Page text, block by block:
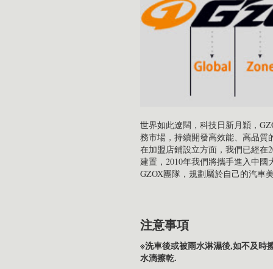
世界如此遼闊，科技日新月穎，
務市場，持續開發高效能、高品質
在加盟店鋪設立方面，我們已經在
建置，2010年我們將攜手進入中
GZOX團隊，規劃屬於自己的汽車
注意事項
※洗車後或被雨水淋濕後,如不及時
水滴擦乾.